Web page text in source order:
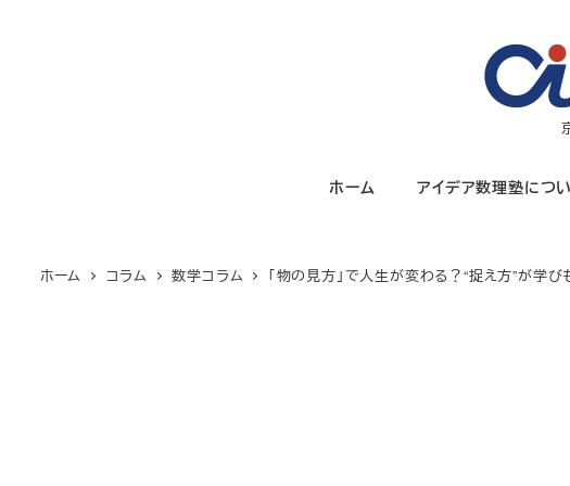
ホーム アイデア数理塾につ
ホーム コラム 数学コラム 「物の見方」で人生が変わる？“捉え方”が学